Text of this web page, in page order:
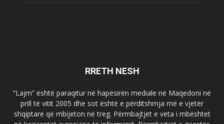
RRETH NESH
“Lajm” është paraqitur në hapësirën mediale në Maqedoni në
prill të vitit 2005 dhe sot është e përditshmja më e vjetër
shqiptare që mbijeton në treg. Përmbajtjet e veta i mbështet